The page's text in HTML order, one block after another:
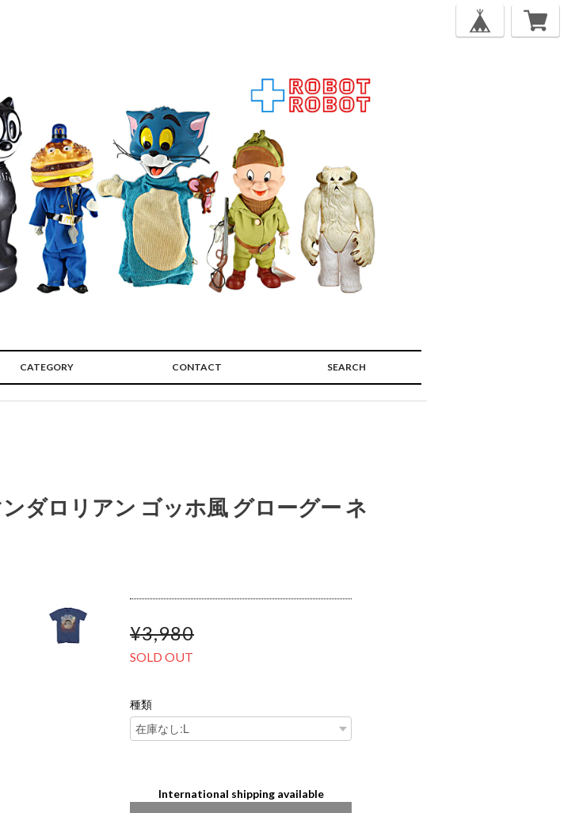
CATEGORY CONTACT SEARCH
ダロリアン ゴッホ風 グローグー ネ
¥3,980
SOLD OUT
種類
International shipping available